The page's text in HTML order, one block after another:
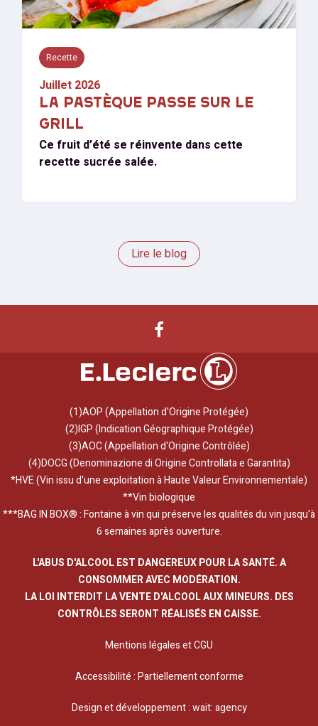
Recette
Juillet 2026
LA PASTÈQUE PASSE SUR LE
GRILL
Ce fruit d’été se réinvente dans cette
recette sucrée salée.
Lire le blog
(1)AOP (Appellation d'Origine Protégée)
(2)IGP (Indication Géographique Protégée)
(3)AOC (Appellation d'Origine Contrôlée)
(4)DOCG (Denominazione di Origine Controllata e Garantita)
*HVE (Vin issu d'une exploitation à Haute Valeur Environnementale)
**Vin biologique
***BAG IN BOX® : Fontaine à vin qui préserve les qualités du vin jusqu'à
6 semaines après ouverture.
L'ABUS D'ALCOOL EST DANGEREUX POUR LA SANTÉ. A
CONSOMMER AVEC MODÉRATION.
LA LOI INTERDIT LA VENTE D'ALCOOL AUX MINEURS. DES
CONTRÔLES SERONT RÉALISÉS EN CAISSE.
Mentions légales et CGU
Accessibilité : Partiellement conforme
Design et développement :wait: agency